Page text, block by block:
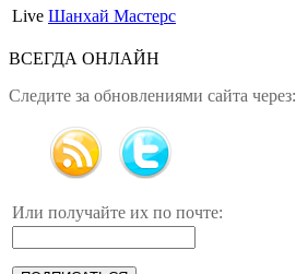
Live Шанхай Мастерс
ВСЕГДА ОНЛАЙН
Следите за обновлениями сайта через:
Или получайте их по почте: